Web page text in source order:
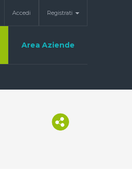
Accedi Registrati
Area Aziende